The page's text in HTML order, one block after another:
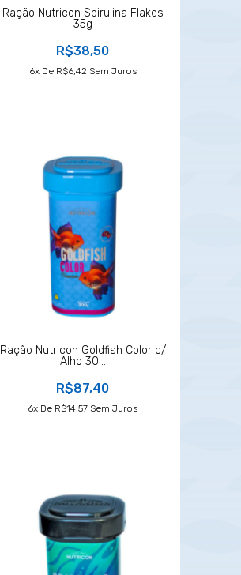
Ração Nutricon Spirulina Flakes
35g
R$38,50
6X De R$6,42 Sem Juros
Ração Nutricon Goldfish Color c/
Alho 30...
R$87,40
6X De R$14,57 Sem Juros